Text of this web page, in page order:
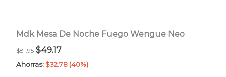
Mdk Mesa De Noche Fuego Wengue Neo
$81.95 El
precio
$49.17El
precio
Ahorras: $32.78 (40%)